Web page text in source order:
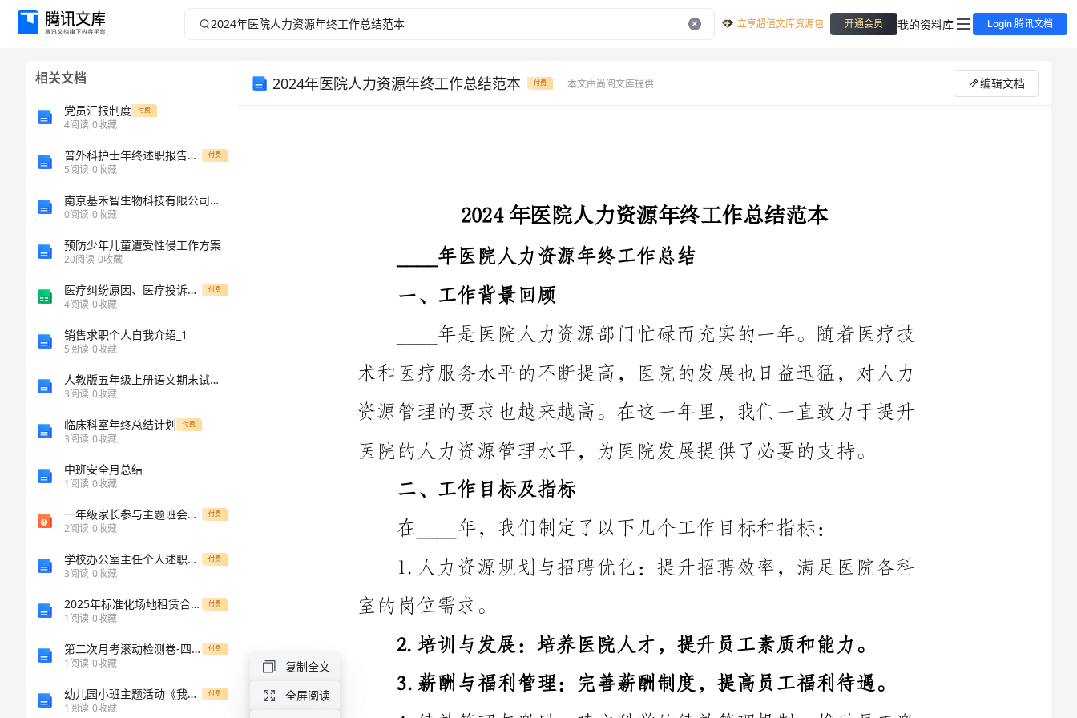
2024
2024
立享超值文库资源包 开通会员 我的资料库 Login 腾讯文档
相关文档
党员汇报制度 付费
4阅读 0收藏
普外科护士年终述职报告范文 付费
5阅读 0收藏
南京基禾智生物科技有限公司介绍企业发展分析报告
0阅读 0收藏
预防少年儿童遭受性侵工作方案
20阅读 0收藏
医疗纠纷原因、医疗投诉分类 付费
4阅读 0收藏
销售求职个人自我介绍_1
5阅读 0收藏
人教版五年级上册语文期末试卷及答案【必考题】
3阅读 0收藏
临床科室年终总结计划 付费
3阅读 0收藏
中班安全月总结
1阅读 0收藏
一年级家长参与主题班会活动 付费
2阅读 0收藏
学校办公室主任个人述职述廉报告 付费
3阅读 0收藏
2025年标准化场地租赁合同范本倡议书 付费
1阅读 0收藏
第二次月考滚动检测卷-四川师范大学附属第一实验中学数学人教版七年级下册不等式与不等式组同步测评试题（解析版） 付费
1阅读 0收藏
幼儿园小班主题活动《我自己》教案 付费
1阅读 0收藏
2024年医院人力资源年终工作总结范本 付费 本文由尚阅文库提供 编辑文档
5.员工关系与文化建设：加强员工关心工作和生活的关怀，
提高员工满意度。
____年医院人力资源年终工作总结
资源管理的要求也越来越高。在这一年里，我们一直致力于提升
医院的人力资源管理水平，为医院发展提供了必要的支持。
在____年，我们制定了以下几个工作目标和指标：
1.人力资源规划与招聘优化：提升招聘效率，满足医院各科
2.培训与发展：培养医院人才，提升员工素质和能力。
4.绩效管理与激励：建立科学的绩效管理机制，推动员工激
复制全文
全屏阅读